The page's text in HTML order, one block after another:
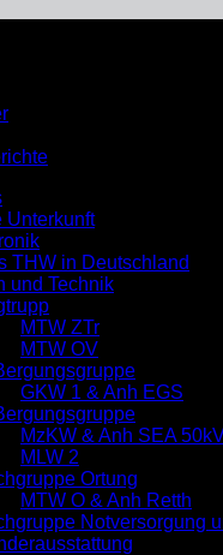
Unterkunft
THW in Deutschland
und Technik
MTW ZTr
MTW OV
GKW 1 & Anh EGS
MzKW & Anh SEA
MLW 2
Ortung
MTW O & Anh Retth
Notversorgung